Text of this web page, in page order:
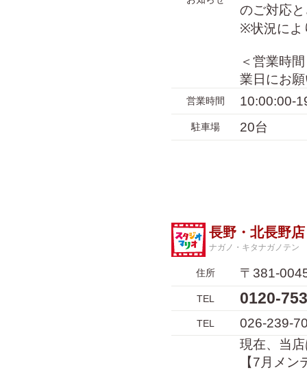
のご対応
※状況によ
＜営業時
業日にお
営業時間 10:00:00-
駐車場 20台
長野・北長野店
ナガノ・キタナガノテン
住所 〒381-
TEL 0120-
TEL 026-239-
現在、当
【7月メ